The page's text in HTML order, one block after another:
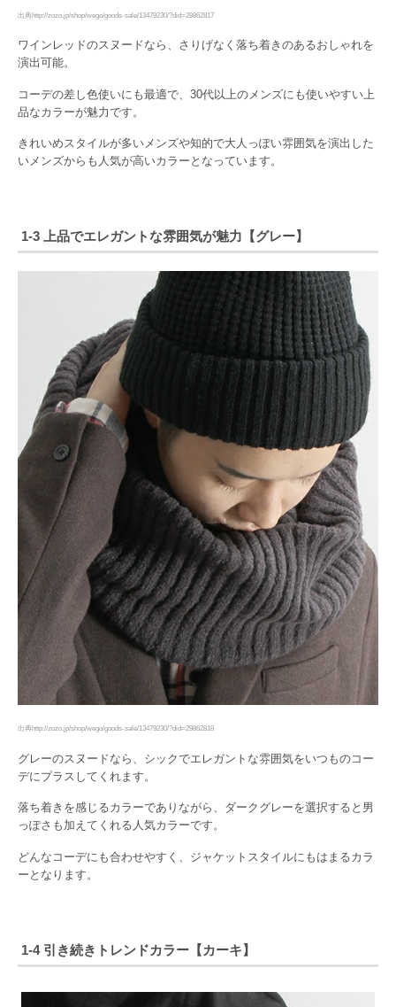
出典http://zozo.jp/shop/wego/goods-sale/13479230/?did=29862817
ワインレッドのスヌードなら、さりげなく落ち着きのあるおしゃれを
演出可能。
コーデの差し色使いにも最適で、30代以上のメンズにも使いやすい上
品なカラーが魅力です。
きれいめスタイルが多いメンズや知的で大人っぽい雰囲気を演出した
いメンズからも人気が高いカラーとなっています。
1-3 上品でエレガントな雰囲気が魅力【グレー】
出典http://zozo.jp/shop/wego/goods-sale/13479230/?did=29862818
グレーのスヌードなら、シックでエレガントな雰囲気をいつものコー
デにプラスしてくれます。
落ち着きを感じるカラーでありながら、ダークグレーを選択すると男
っぽさも加えてくれる人気カラーです。
どんなコーデにも合わせやすく、ジャケットスタイルにもはまるカラ
ーとなります。
1-4 引き続きトレンドカラー【カーキ】